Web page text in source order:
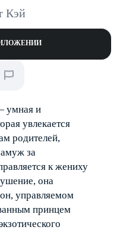
Кэй
умная и
увлекается
родителей,
за
к жениху
она
управляемом
принцем